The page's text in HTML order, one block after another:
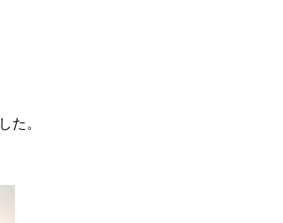
た。